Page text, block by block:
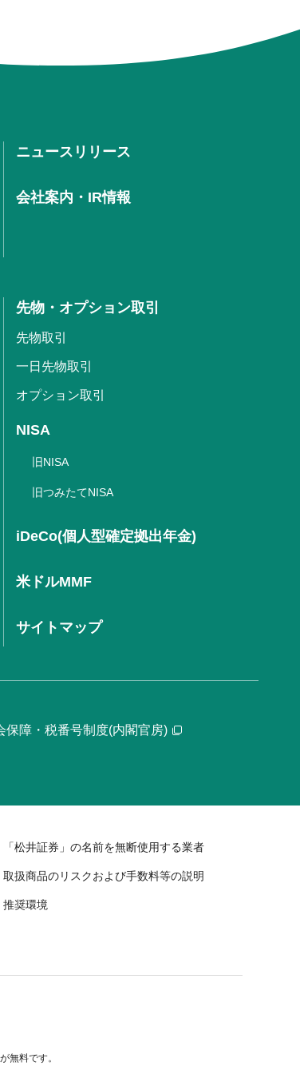
ニュースリリース
会社案内・IR情報
先物・オプション取引
先物取引
一日先物取引
オプション取引
NISA
旧NISA
旧つみたてNISA
iDeCo(個人型確定拠出年金)
米ドルMMF
サイトマップ
保障・税番号制度(内閣官房)
「松井証券」の名前を無断使用する業者
取扱商品のリスクおよび手数料等の説明
推奨環境
無料です。